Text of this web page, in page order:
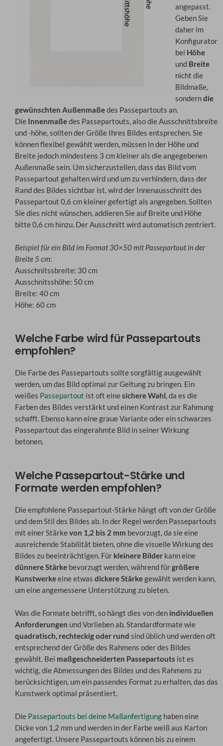
angepasst.
Geben Sie
daher im
Konfigurator
bei Höhe
und Breite
nicht die
Bildmaße,
sonderndie
gewünschten Außenmaßedes Passepartouts an.
Die Innenmaßedes Passepartouts, also die Ausschnittsbreite
und -höhe, sollten der Größe Ihres Bildes entsprechen. Sie
können flexibel gewählt werden, müssen in der Höhe und
Breite jedoch mindestens 3 cm kleiner als die angegebenen
Außenmaße sein. Um sicherzustellen, dass das Bild vom
Passepartout gehalten wird und um zu verhindern, dass der
Rand des Bildes sichtbar ist, wird der Innenausschnitt des
Passepartout 0,6 cm kleiner gefertigt als angegeben. Sollten
Sie dies nicht wünschen, addieren Sie auf Breite und Höhe
bitte 0,6 cm hinzu. Der Ausschnitt wird automatisch zentriert.
Beispiel für ein Bild im Format 30×50 mit Passepartout in der
Breite 5 cm:
Ausschnitssbreite: 30 cm
Ausschnitsshöhe: 50 cm
Breite: 40 cm
Höhe: 60 cm
Welche Farbe wird für Passepartouts
empfohlen?
Die Farbe des Passepartouts sollte sorgfältig ausgewählt
werden, um das Bild optimal zur Geltung zu bringen. Ein
weißes Passepartout ist oft einesichere Wahl , da es die
Farben des Bildes verstärkt und einen Kontrast zur Rahmung
schafft. Ebenso kann eine graue Variante oder ein schwarzes
Passepartout das eingerahmte Bild in seiner Wirkung
betonen.
Welche Passepartout-Stärke und
Formate werden empfohlen?
Die empfohlene Passepartout-Stärke hängt oft von der Größe
und dem Stil des Bildes ab. In der Regel werden Passepartouts
mit einer Stärkevon 1,2 bis 2 mm bevorzugt, da sie eine
ausreichende Stabilität bieten, ohne die visuelle Wirkung des
Bildes zu beeinträchtigen. Für kleinere Bilder kann eine
dünnere Stärke bevorzugt werden, während fürgrößere
Kunstwerkeeine etwas dickere Stärkegewählt werden kann,
um eine angemessene Unterstützung zu bieten.
Was die Formate betrifft, so hängt dies von den individuellen
Anforderungen und Vorlieben ab. Standardformate wie
quadratisch, rechteckig oder rund sind üblich und werden oft
entsprechend der Größe des Rahmens oder des Bildes
gewählt. Bei maßgeschneiderten Passepartouts ist es
wichtig, die Abmessungen des Bildes und des Rahmens zu
berücksichtigen, um ein passendes Format zu erhalten, das das
Kunstwerk optimal präsentiert.
Die Passepartouts bei deine Maßanfertigung haben eine
Dicke von 1,2 mm und werden in der Farbe weiß aus Karton
angefertigt. Unsere Passepartouts können bis zu einem